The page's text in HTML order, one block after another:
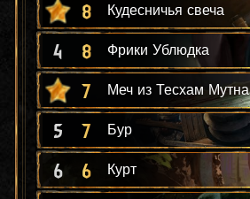
8 Кудесничья свеча
4 8 Фрики Ублюдка
7 Меч из Тесхам Мутна
5 7 Бур
6 6 Курт